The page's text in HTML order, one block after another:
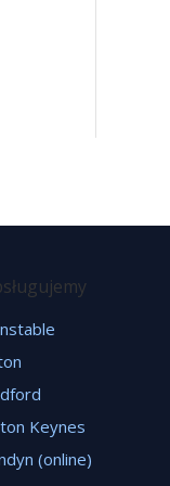
Keynes
(online)